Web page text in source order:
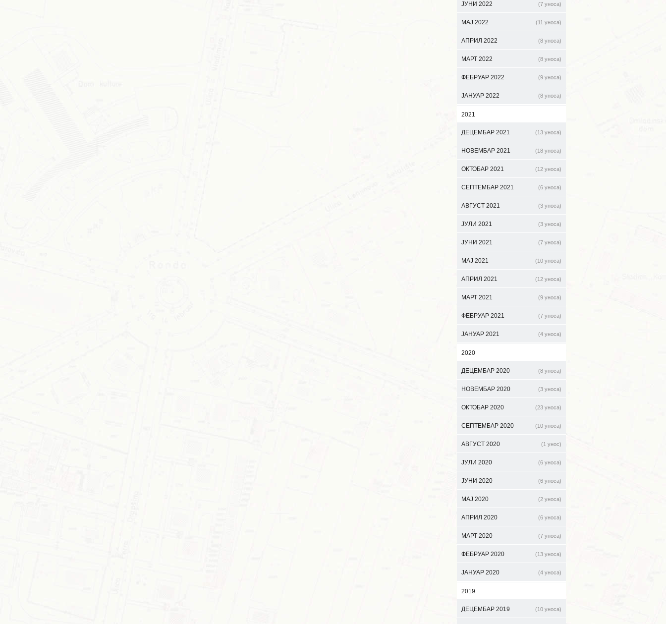
ЈУНИ 2022 (7 уноса)
МАЈ 2022 (11 уноса)
АПРИЛ 2022 (8 уноса)
МАРТ 2022 (8 уноса)
ФЕБРУАР 2022 (9 уноса)
ЈАНУАР 2022 (8 уноса)
2021
ДЕЦЕМБАР 2021 (13 уноса)
НОВЕМБАР 2021 (18 уноса)
ОКТОБАР 2021 (12 уноса)
СЕПТЕМБАР 2021 (6 уноса)
АВГУСТ 2021 (3 уноса)
ЈУЛИ 2021 (3 уноса)
ЈУНИ 2021 (7 уноса)
МАЈ 2021 (10 уноса)
АПРИЛ 2021 (12 уноса)
МАРТ 2021 (9 уноса)
ФЕБРУАР 2021 (7 уноса)
ЈАНУАР 2021 (4 уноса)
2020
ДЕЦЕМБАР 2020 (8 уноса)
НОВЕМБАР 2020 (3 уноса)
ОКТОБАР 2020 (23 уноса)
СЕПТЕМБАР 2020 (10 уноса)
АВГУСТ 2020 (1 унос)
ЈУЛИ 2020 (6 уноса)
ЈУНИ 2020 (6 уноса)
МАЈ 2020 (2 уноса)
АПРИЛ 2020 (6 уноса)
МАРТ 2020 (7 уноса)
ФЕБРУАР 2020 (13 уноса)
ЈАНУАР 2020 (4 уноса)
2019
ДЕЦЕМБАР 2019 (10 уноса)